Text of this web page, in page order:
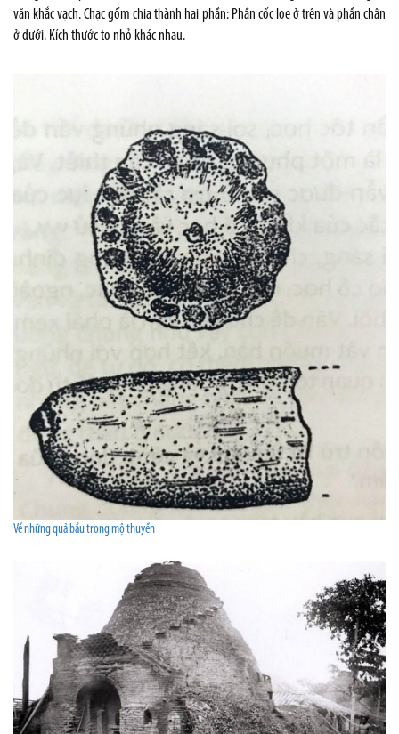
văn khắc vạch. Chạc gốm chia thành hai phần: Phần cốc loe ở trên và phần chân
ở dưới. Kích thước to nhỏ khác nhau.
Về những quả bầu trong mộ thuyền